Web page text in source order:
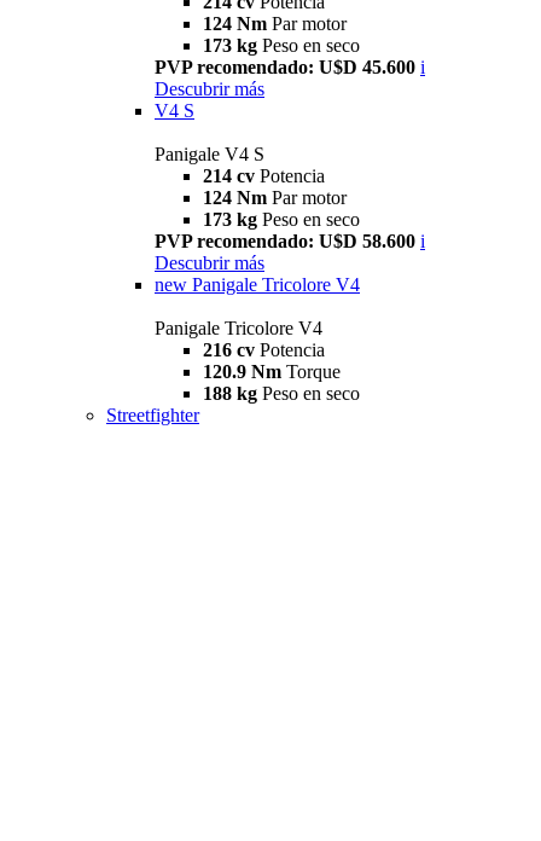
124 Nm Par motor
173 kg Peso en seco
PVP recomendado: U$D 45.600 i
Descubrir más
V4 S
Panigale V4 S
214 cv Potencia
124 Nm Par motor
173 kg Peso en seco
PVP recomendado: U$D 58.600 i
Descubrir más
new Panigale Tricolore V4
Panigale Tricolore V4
216 cv Potencia
120.9 Nm Torque
188 kg Peso en seco
Streetfighter